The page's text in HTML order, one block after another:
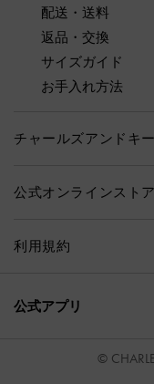
配送・送料
返品・交換
サイズガイド
お手入れ方法
チャールズアンドキ
公式オンラインストア
利用規約
公式アプリ
©